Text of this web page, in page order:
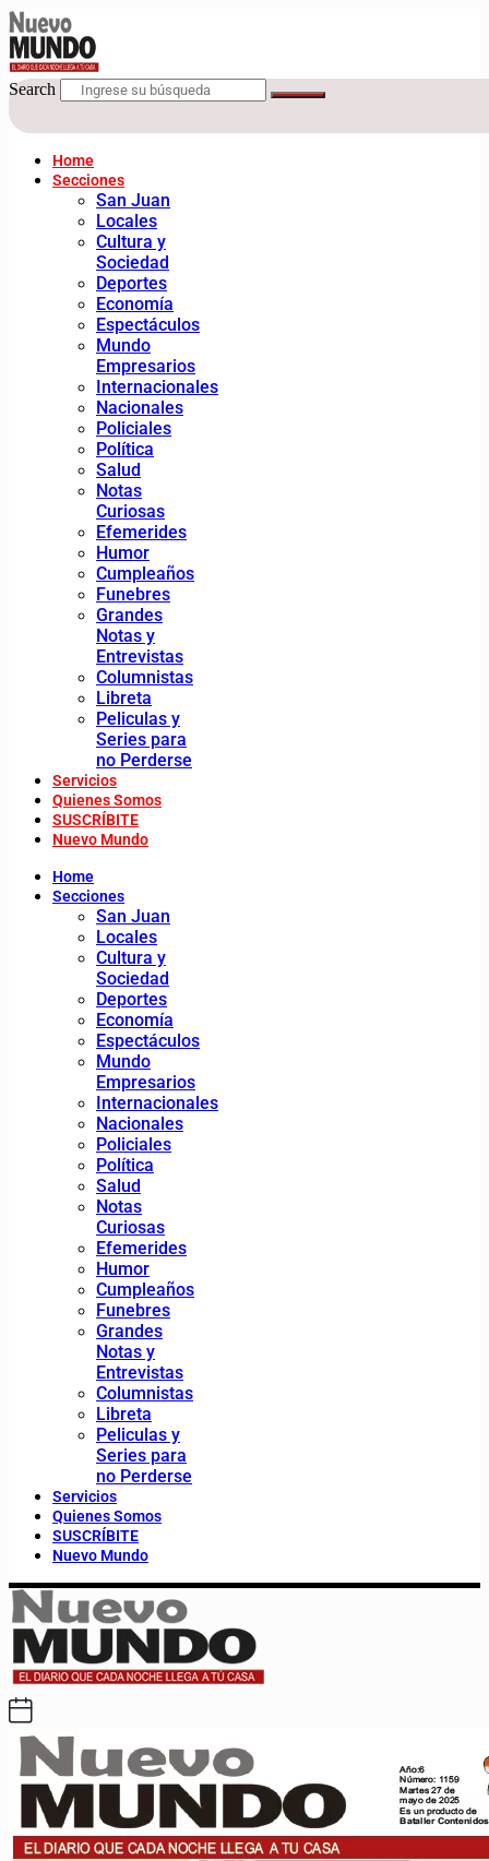
Search
Home
Secciones
San Juan
Locales
Cultura y
Sociedad
Deportes
Economía
Espectáculos
Mundo
Empresarios
Internacionales
Nacionales
Policiales
Política
Salud
Notas
Curiosas
Efemerides
Humor
Cumpleaños
Funebres
Grandes
Notas y
Entrevistas
Columnistas
Libreta
Peliculas y
Series para
no Perderse
Servicios
Quienes Somos
SUSCRÍBITE
Nuevo Mundo
Home
Secciones
San Juan
Locales
Cultura y
Sociedad
Deportes
Economía
Espectáculos
Mundo
Empresarios
Internacionales
Nacionales
Policiales
Política
Salud
Notas
Curiosas
Efemerides
Humor
Cumpleaños
Funebres
Grandes
Notas y
Entrevistas
Columnistas
Libreta
Peliculas y
Series para
no Perderse
Servicios
Quienes Somos
SUSCRÍBITE
Nuevo Mundo